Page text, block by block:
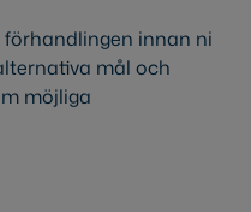
innan ni
mål och
möjliga